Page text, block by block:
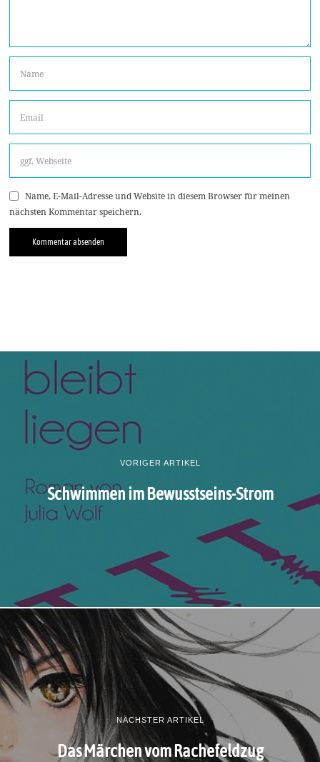
Name, E-Mail-Adresse und Website in diesem Browser für meinen
nächsten Kommentar speichern.
VORIGER ARTIKEL
Schwimmen im Bewusstseins-Strom
NÄCHSTER ARTIKEL
Das Märchen vom Rachefeldzug